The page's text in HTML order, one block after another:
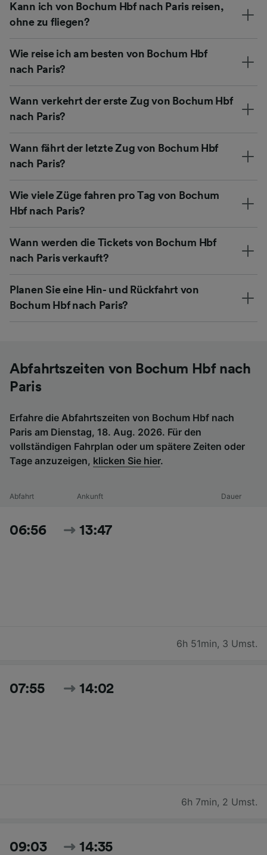
Kann ich von Bochum Hbf nach Paris reisen,
ohne zu fliegen?
Wie reise ich am besten von Bochum Hbf
nach Paris?
Wann verkehrt der erste Zug von Bochum Hbf
nach Paris?
Wann fährt der letzte Zug von Bochum Hbf
nach Paris?
Wie viele Züge fahren pro Tag von Bochum
Hbf nach Paris?
Wann werden die Tickets von Bochum Hbf
nach Paris verkauft?
Planen Sie eine Hin- und Rückfahrt von
Bochum Hbf nach Paris?
Abfahrtszeiten von Bochum Hbf nach
Paris
Erfahre die Abfahrtszeiten von Bochum Hbf nach
Paris am Dienstag, 18. Aug. 2026. Für den
vollständigen Fahrplan oder um spätere Zeiten oder
Tage anzuzeigen, klicken Sie hier.
Abfahrt Ankunft Dauer
06:56 13:47
6h 51min, 3 Umst.
07:55 14:02
6h 7min, 2 Umst.
09:03 14:35